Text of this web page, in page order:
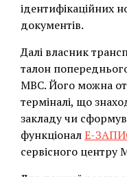
ідентифікаційних
документів.
Далі власник
талон
МВС. Його можна
терміналі, що
закладу чи
функціоналЕ-
сервісного центру